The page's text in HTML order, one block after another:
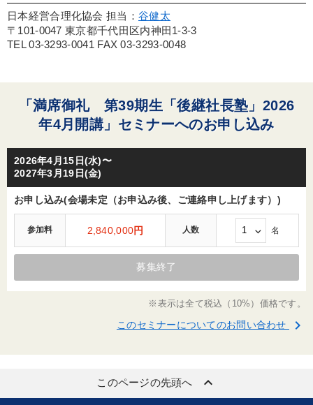
日本経営合理化協会 担当：谷健太
〒101-0047 東京都千代田区内神田1-3-3
TEL 03-3293-0041 FAX 03-3293-0048
「満席御礼 第39期生「後継社長塾」2026
年4月開講」セミナーへのお申し込み
2026年4月15日(水)〜
2027年3月19日(金)
お申し込み(会場未定（お申込み後、ご連絡申し上げます）)
参加料 2,840,000円 人数 名
募集終了
※表示は全て税込（10%）価格です。
このセミナーについてのお問い合わせ keyboard_arrow_right
このページの先頭へ keyboard_arrow_up